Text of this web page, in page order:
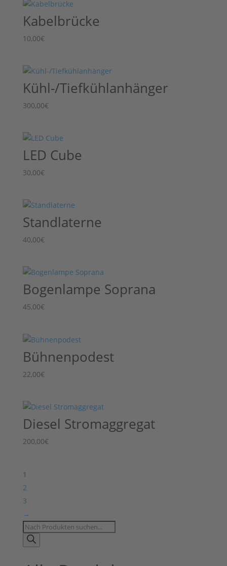
22,00€
Kabelbrücke
10,00€
Kühl-/Tiefkühlanhänger
300,00€
LED Cube
30,00€
Standlaterne
40,00€
Bogenlampe Soprana
45,00€
Bühnenpodest
22,00€
Diesel Stromaggregat
200,00€
1
2
3
→
Products
search